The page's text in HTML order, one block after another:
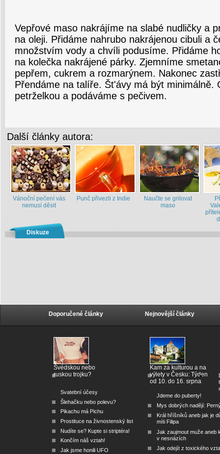
Vepřové maso nakrájíme na slabé nudličky a
na oleji. Přidáme nahrubo nakrájenou cibuli a
množstvím vody a chvíli podusíme. Přidáme
na kolečka nakrájené párky. Zjemníme
pepřem, cukrem a rozmarýnem. Nakonec
Přendáme na talíře. Št'ávy má být minimálně.
petrželkou a podáváme s pečivem.
Další články autora:
Vánoční pečení vás
nemusí děsit
Punč přivezli z Indie
Naučte se grilovat
maso
Diskuze
Doporučené články
Švédskou nebo
ruskou trojku?
Svatební účesy
Šlehačku nebo polevu?
Pikachu má Pichu
Prostituce na živnostenský list
Nudíte se? Kupte si striptéra!
Končím náš vztah!
Jak jsme honili UFO
Nejnovější články
Kam za kulturou a na
výlety v Česku: Týden
od 10. do 16. srpna
Jdeme do puberty!
Mys dobrých nadějí:
Král hříšníků aneb jak je
míti Filipa
Jak zaujmout muže aneb
v nesnázích
Jak odejít z toxického